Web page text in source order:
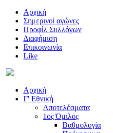
Αρχική
Σημερινοί αγώνες
Προφίλ Συλλόγων
Διαφήμιση
Επικοινωνία
Like
Αρχική
Γ' Εθνική
Αποτελέσματα
1ος Όμιλος
Βαθμολογία